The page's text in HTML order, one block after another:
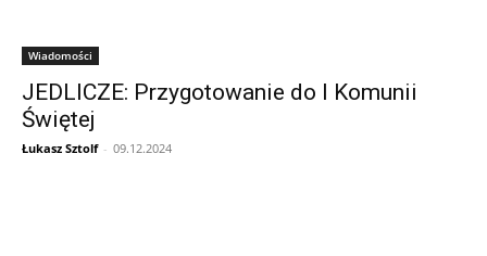
Wiadomości
JEDLICZE: Przygotowanie do I Komunii
Świętej
Łukasz Sztolf - 09.12.2024